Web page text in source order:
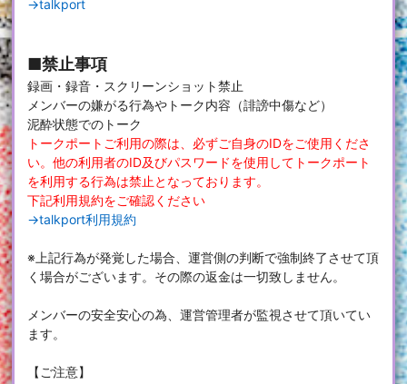
→talkport
■禁止事項
録画・録音・スクリーンショット禁止
メンバーの嫌がる行為やトーク内容（誹謗中傷など）
泥酔状態でのトーク
トークポートご利用の際は、必ずご自身のIDをご使用くださ
い。他の利用者のID及びパスワードを使用してトークポート
を利用する行為は禁止となっております。
下記利用規約をご確認ください
→talkport利用規約
※上記行為が発覚した場合、運営側の判断で強制終了させて頂
く場合がございます。その際の返金は一切致しません。
メンバーの安全安心の為、運営管理者が監視させて頂いてい
ます。
【ご注意】